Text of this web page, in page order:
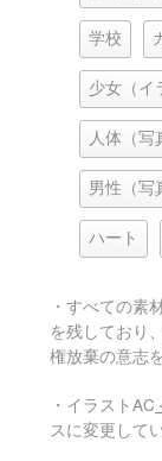
学校
少女（イ
人体（写
男性（写
ハート
・すべての素
を残しており
権放棄の意志
・イラストAC
スに変更して